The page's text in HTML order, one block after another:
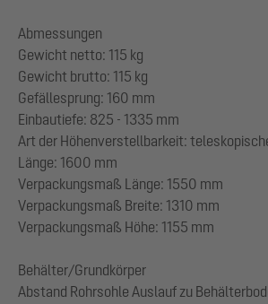
Abmessungen
Gewicht netto: 115 kg
Gewicht brutto: 115 kg
Gefällesprung: 160 mm
Einbautiefe: 825 - 1335 mm
Art der Höhenverstellbarkeit:
Länge: 1600 mm
Verpackungsmaß Länge: 1550 mm
Verpackungsmaß Breite: 1310 mm
Verpackungsmaß Höhe: 1155 mm
Behälter/Grundkörper
Abstand Rohrsohle Auslauf zu